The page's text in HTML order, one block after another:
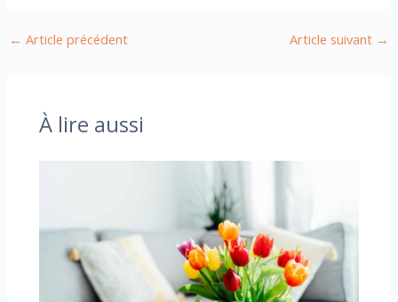
← Article précédent Article suivant →
À lire aussi